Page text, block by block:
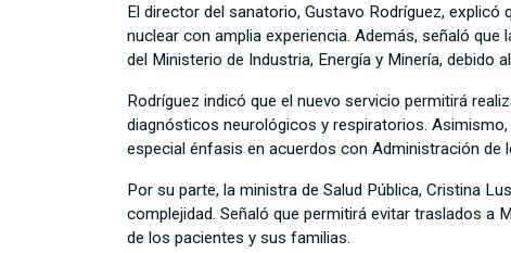
El director del sanatorio, Gustavo Rodríguez,
nuclear con amplia experiencia. Además, señaló
del Ministerio de Industria, Energía y Minería,
Rodríguez indicó que el nuevo servicio permitirá
diagnósticos neurológicos y respiratorios.
especial énfasis en acuerdos con Administración de
Por su parte, la ministra de Salud Pública, Cristina
complejidad. Señaló que permitirá evitar traslados a
de los pacientes y sus familias.